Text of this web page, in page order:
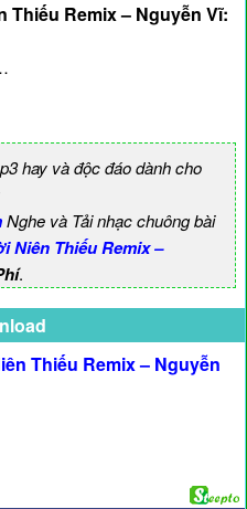
Thiếu Remix – Nguyễn Vĩ:
hay và độc đáo dành cho
Nghe và Tải nhạc chuông bài
Niên Thiếu Remix –
.
Thiếu Remix – Nguyễn